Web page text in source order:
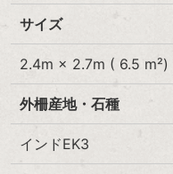
サイズ
2.4m × 2.7m ( 6.5 m²)
外柵産地・石種
インドEK3